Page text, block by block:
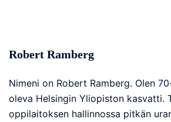
Robert Ramberg
Nimeni on Robert Ramberg. Olen
oleva Helsingin Yliopiston kasvatti.
oppilaitoksen hallinnossa pitkän